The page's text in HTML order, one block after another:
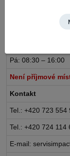
Pá: 08:30 – 16:00
Není příjmové
Kontakt
Tel.: +420 723 554
Tel.: +420 724 114
E-mail: